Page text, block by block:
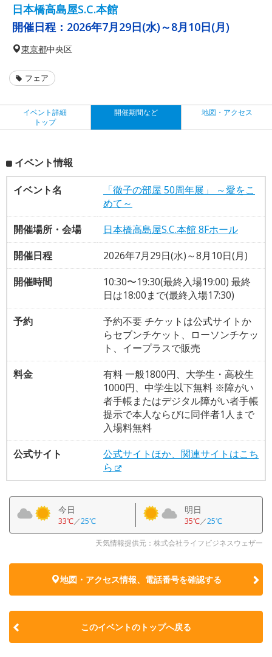
日本橋高島屋S.C.本館
開催日程： 2026年7月29日(水)～8月10日(月)
東京都中央区
フェア
イベント詳細
トップ
開催期間など 地図・アクセス
イベント情報
イベント名
「徹子の部屋 50周年展」 ～愛をこ
めて～
開催場所・会場
日本橋高島屋S.C.本館 8Fホール
開催日程
2026年7月29日(水)～8月10日(月)
開催時間
10:30〜19:30(最終入場19:00) 最終
日は18:00まで(最終入場17:30)
予約
予約不要 チケットは公式サイトか
らセブンチケット、ローソンチケッ
ト、イープラスで販売
料金
有料 一般1800円、大学生・高校生
1000円、中学生以下無料 ※障がい
者手帳またはデジタル障がい者手帳
提示で本人ならびに同伴者1人まで
入場料無料
公式サイト
公式サイトほか、関連サイトはこち
ら
今日
33℃／25℃
明日
35℃／25℃
天気情報提供元：株式会社ライフビジネスウェザー
地図・アクセス情報、電話番号を確認する
このイベントのトップへ戻る